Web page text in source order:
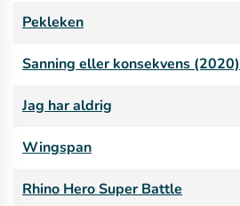
Pekleken
Sanning eller konsekvens (2020)
Jag har aldrig
Wingspan
Rhino Hero Super Battle